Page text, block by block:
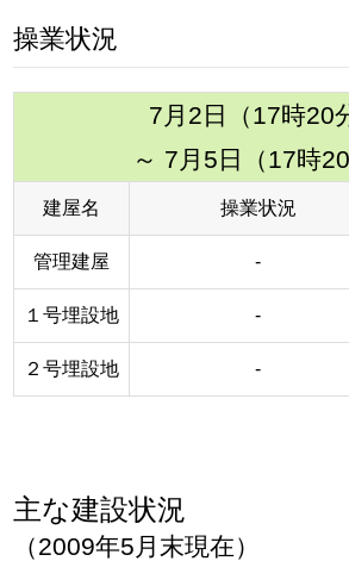
操業状況
7月2日（17時20
～ 7月5日（17時20
建屋名 操業状況
管理建屋 -
１号埋設地 -
２号埋設地 -
主な建設状況
（2009年5月末現在）